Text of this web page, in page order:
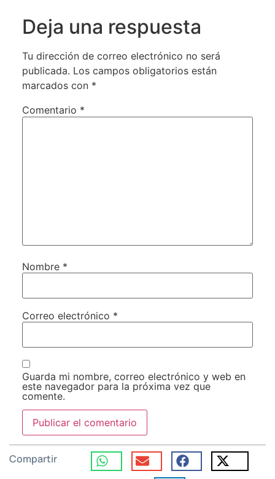
Deja una respuesta
Tu dirección de correo electrónico no será
publicada. Los campos obligatorios están
marcados con *
Comentario *
Nombre *
Correo electrónico *
Guarda mi nombre, correo electrónico y web en
este navegador para la próxima vez que
comente.
Compartir